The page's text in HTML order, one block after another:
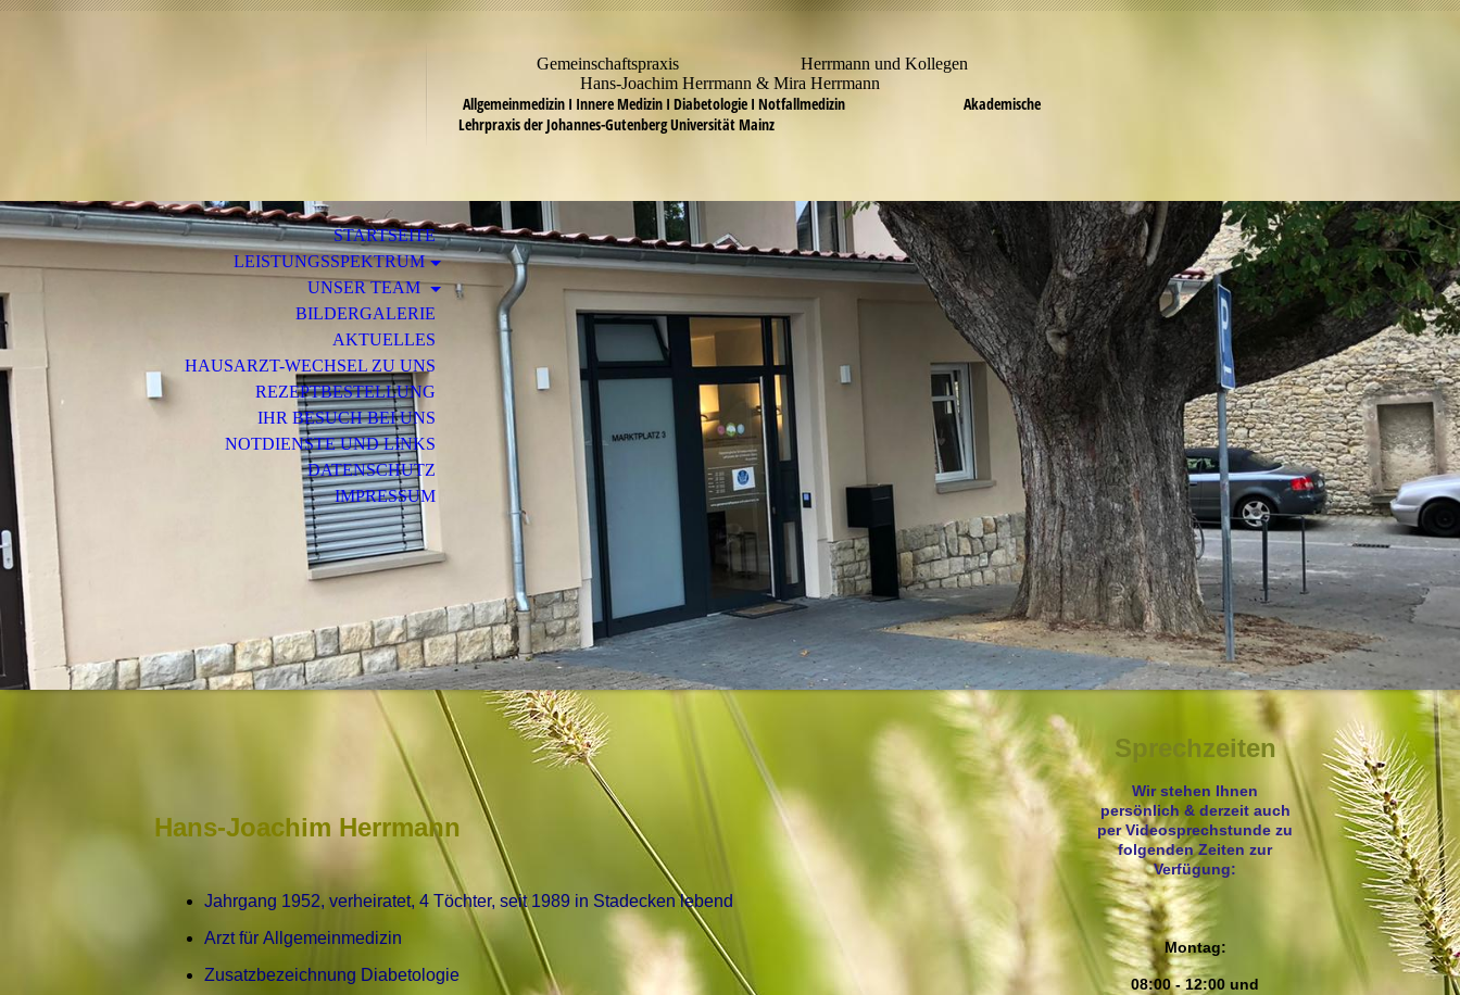
Gemeinschaftspraxis Herrmann und Kollegen
Hans-Joachim Herrmann & Mira Herrmann
Allgemeinmedizin I Innere Medizin I Diabetologie I Notfallmedizin Akademische
Lehrpraxis der Johannes-Gutenberg Universität Mainz
STARTSEITE
LEISTUNGSSPEKTRUM
UNSER TEAM
BILDERGALERIE
AKTUELLES
HAUSARZT-WECHSEL ZU UNS
REZEPTBESTELLUNG
IHR BESUCH BEI UNS
NOTDIENSTE UND LINKS
DATENSCHUTZ
IMPRESSUM
Hans-Joachim Herrmann
Jahrgang 1952, verheiratet, 4 Töchter, seit 1989 in Stadecken lebend
Arzt für Allgemeinmedizin
Zusatzbezeichnung Diabetologie
Sprechzeiten
Wir stehen Ihnen
persönlich & derzeit auch
per Videosprechstunde zu
folgenden Zeiten zur
Verfügung:
Montag:
08:00 - 12:00 und